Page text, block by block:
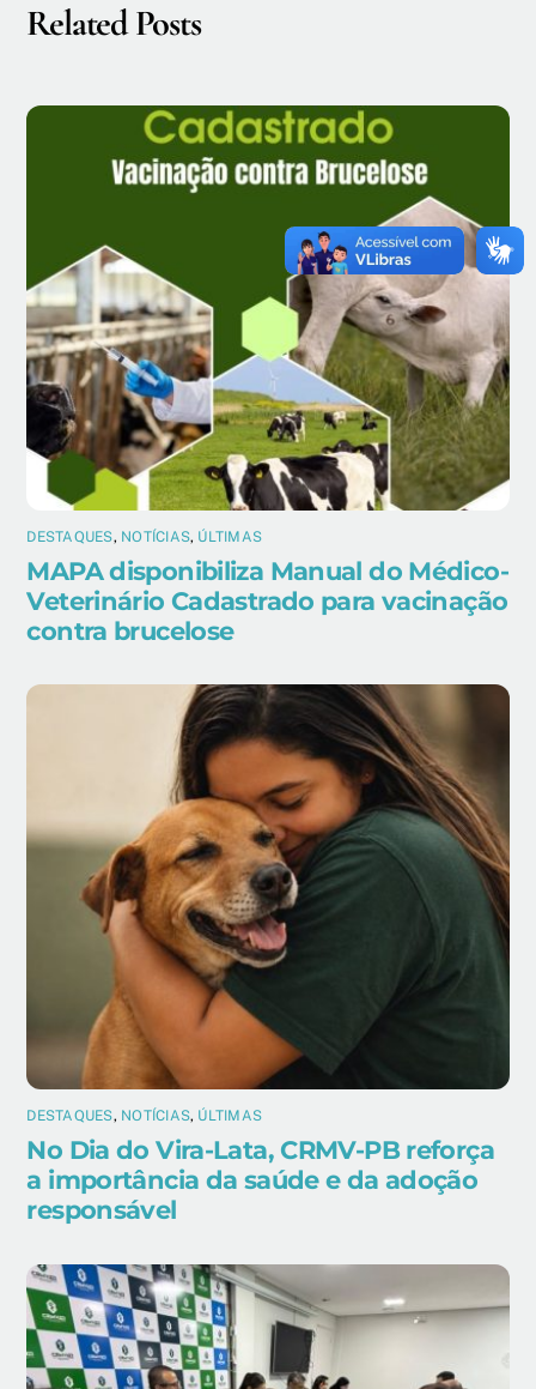
Related Posts
DESTAQUES, NOTÍCIAS, ÚLTIMAS
MAPA disponibiliza Manual do Médico-
Veterinário Cadastrado para vacinação
contra brucelose
DESTAQUES, NOTÍCIAS, ÚLTIMAS
No Dia do Vira-Lata, CRMV-PB reforça
a importância da saúde e da adoção
responsável